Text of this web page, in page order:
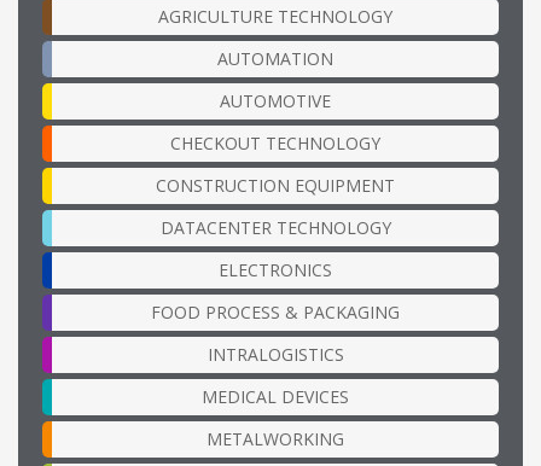
AGRICULTURE TECHNOLOGY
AUTOMATION
AUTOMOTIVE
CHECKOUT TECHNOLOGY
CONSTRUCTION EQUIPMENT
DATACENTER TECHNOLOGY
ELECTRONICS
FOOD PROCESS & PACKAGING
INTRALOGISTICS
MEDICAL DEVICES
METALWORKING